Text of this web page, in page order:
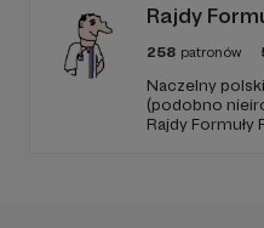
Rajdy
258 patronów
Naczelny
(podobno
Rajdy Formuły